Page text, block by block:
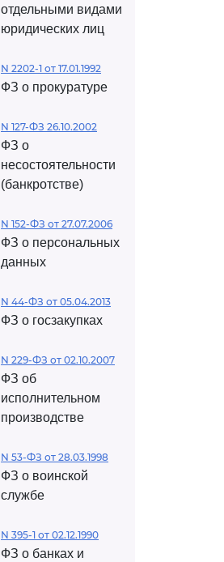
отдельными видами
юридических лиц
N 2202-1 от 17.01.1992
ФЗ о прокуратуре
N 127-ФЗ 26.10.2002
ФЗ о
несостоятельности
(банкротстве)
N 152-ФЗ от 27.07.2006
ФЗ о персональных
данных
N 44-ФЗ от 05.04.2013
ФЗ о госзакупках
N 229-ФЗ от 02.10.2007
ФЗ об
исполнительном
производстве
N 53-ФЗ от 28.03.1998
ФЗ о воинской
службе
N 395-1 от 02.12.1990
ФЗ о банках и